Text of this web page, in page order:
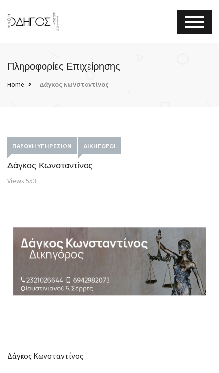
Πληροφορίες Επιχείρησης
Home Δάγκος Κωνσταντίνος
ΠΑΡΟΧΉ ΥΠΗΡΕΣΙΏΝ ΔΙΚΗΓΌΡΟΙ
Δάγκος Κωνσταντίνος
Views 553
Δάγκος Κωνσταντίνος